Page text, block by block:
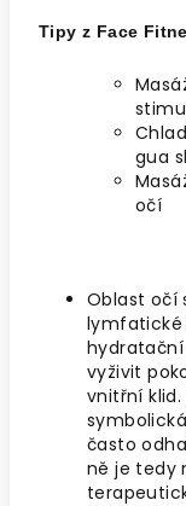
Tipy z Face
gua
očí
Oblast očí
lymfatické
vyživit
vnitřní
často
ně je tedy